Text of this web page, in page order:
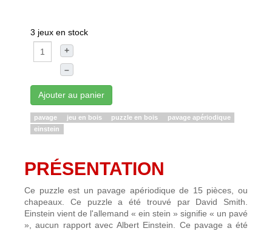
3 jeux en stock
+
–
Ajouter au panier
pavage jeu en bois puzzle en bois
pavage apériodique
einstein
PRÉSENTATION
Ce puzzle est un pavage apériodique de 15 pièces, ou
chapeaux. Ce puzzle a été trouvé par David Smith.
Einstein vient de l'allemand « ein stein » signifie « un pavé
», aucun rapport avec Albert Einstein. Ce pavage a été